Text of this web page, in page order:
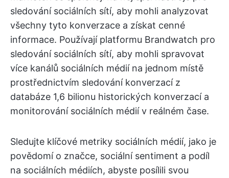
sledování sociálních sítí, aby mohli analyzovat
všechny tyto konverzace a získat cenné
informace. Používají platformu Brandwatch pro
sledování sociálních sítí, aby mohli spravovat
více kanálů sociálních médií na jednom místě
prostřednictvím sledování konverzací z
databáze 1,6 bilionu historických konverzací a
monitorování sociálních médií v reálném čase.
Sledujte klíčové metriky sociálních médií, jako je
povědomí o značce, sociální sentiment a podíl
na sociálních médiích, abyste posílili svou